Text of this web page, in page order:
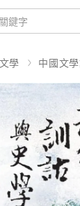
文學 中國文